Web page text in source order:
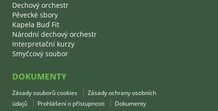
Dechový orchestr
Pěvecké sbory
Kapela Buď Fit
Národní dechový orchestr
Interpretační kurzy
Smyčcový soubor
DOKUMENTY
Zásady souborů cookies
Zásady ochrany osobních
údajů
Prohlášení o přístupnosti Dokumenty